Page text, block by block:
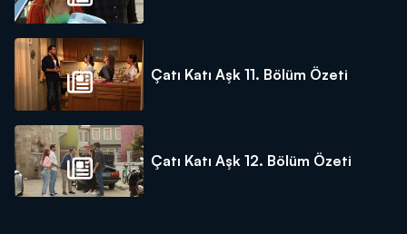
Çatı Katı Aşk 11. Bölüm Özeti
Çatı Katı Aşk 12. Bölüm Özeti